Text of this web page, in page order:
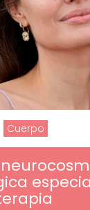
Cuerpo